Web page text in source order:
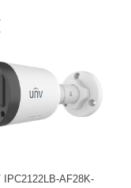
DAHUA DH-